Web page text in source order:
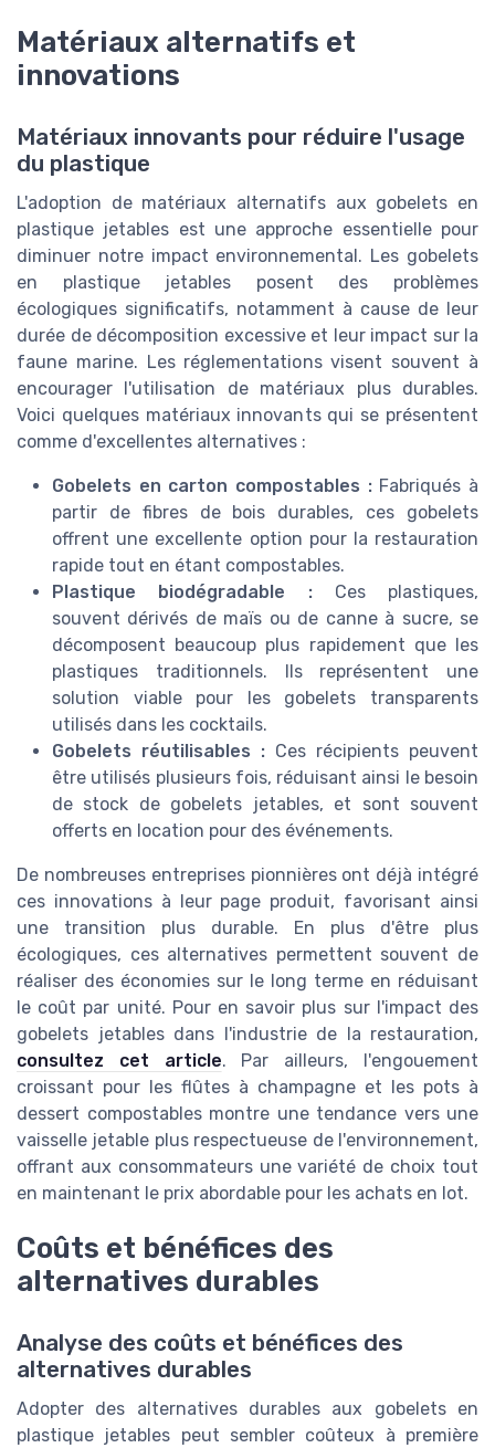
Matériaux alternatifs et
innovations
Matériaux innovants pour réduire l'usage
du plastique
L'adoption de matériaux alternatifs aux gobelets en
plastique jetables est une approche essentielle pour
diminuer notre impact environnemental. Les gobelets
en plastique jetables posent des problèmes
écologiques significatifs, notamment à cause de leur
durée de décomposition excessive et leur impact sur la
faune marine. Les réglementations visent souvent à
encourager l'utilisation de matériaux plus durables.
Voici quelques matériaux innovants qui se présentent
comme d'excellentes alternatives :
Gobelets en carton compostables :Fabriqués à
partir de fibres de bois durables, ces gobelets
offrent une excellente option pour la restauration
rapide tout en étant compostables.
Plastique biodégradable :Ces plastiques,
souvent dérivés de maïs ou de canne à sucre, se
décomposent beaucoup plus rapidement que les
plastiques traditionnels. Ils représentent une
solution viable pour les gobelets transparents
utilisés dans les cocktails.
Gobelets réutilisables : Ces récipients peuvent
être utilisés plusieurs fois, réduisant ainsi le besoin
de stock de gobelets jetables, et sont souvent
offerts en location pour des événements.
De nombreuses entreprises pionnières ont déjà intégré
ces innovations à leur page produit, favorisant ainsi
une transition plus durable. En plus d'être plus
écologiques, ces alternatives permettent souvent de
réaliser des économies sur le long terme en réduisant
le coût par unité. Pour en savoir plus sur l'impact des
gobelets jetables dans l'industrie de la restauration,
consultez cet article. Par ailleurs, l'engouement
croissant pour les flûtes à champagne et les pots à
dessert compostables montre une tendance vers une
vaisselle jetable plus respectueuse de l'environnement,
offrant aux consommateurs une variété de choix tout
en maintenant le prix abordable pour les achats en lot.
Coûts et bénéfices des
alternatives durables
Analyse des coûts et bénéfices des
alternatives durables
Adopter des alternatives durables aux gobelets en
plastique jetables peut sembler coûteux à première